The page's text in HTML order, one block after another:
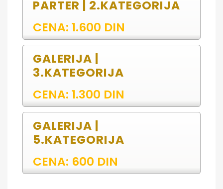
PARTER | 2.KATEGORIJA
CENA: 1.600 DIN
GALERIJA |
3.KATEGORIJA
CENA: 1.300 DIN
GALERIJA |
5.KATEGORIJA
CENA: 600 DIN